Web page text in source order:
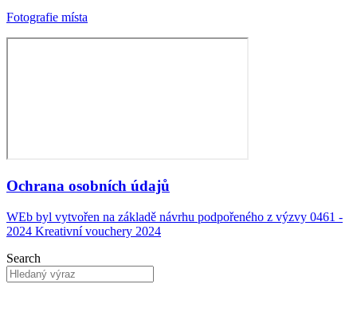
Fotografie místa
Ochrana osobních údajů
WEb byl vytvořen na základě návrhu podpořeného z výzvy 0461 -
2024 Kreativní vouchery 2024
Search